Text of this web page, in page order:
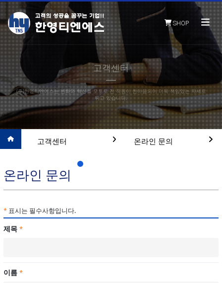
SHOP
고객센터
(주)한영티엔에스는 변화와 혁신을 모토로 전 직원이 한마음되어 더욱 책임있는 자세로
뛰고 있습니다.
고객센터 온라인 문의
온라인 문의
*표시는 필수사항입니다.
제목 *
이름 *